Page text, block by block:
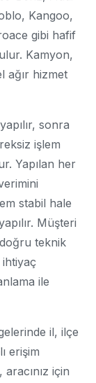
Kangoo,
gibi hafif
Kamyon,
ağır hizmet
sonra
işlem
Yapılan her
stabil hale
Müşteri
teknik
ihtiyaç
ile
il, ilçe
erişim
için